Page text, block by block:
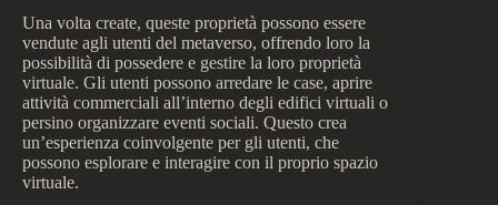
Una volta create, queste proprietà possono essere
vendute agli utenti del metaverso, offrendo loro la
possibilità di possedere e gestire la loro proprietà
virtuale. Gli utenti possono arredare le case, aprire
attività commerciali all’interno degli edifici virtuali o
persino organizzare eventi sociali. Questo crea
un’esperienza coinvolgente per gli utenti, che
possono esplorare e interagire con il proprio spazio
virtuale.